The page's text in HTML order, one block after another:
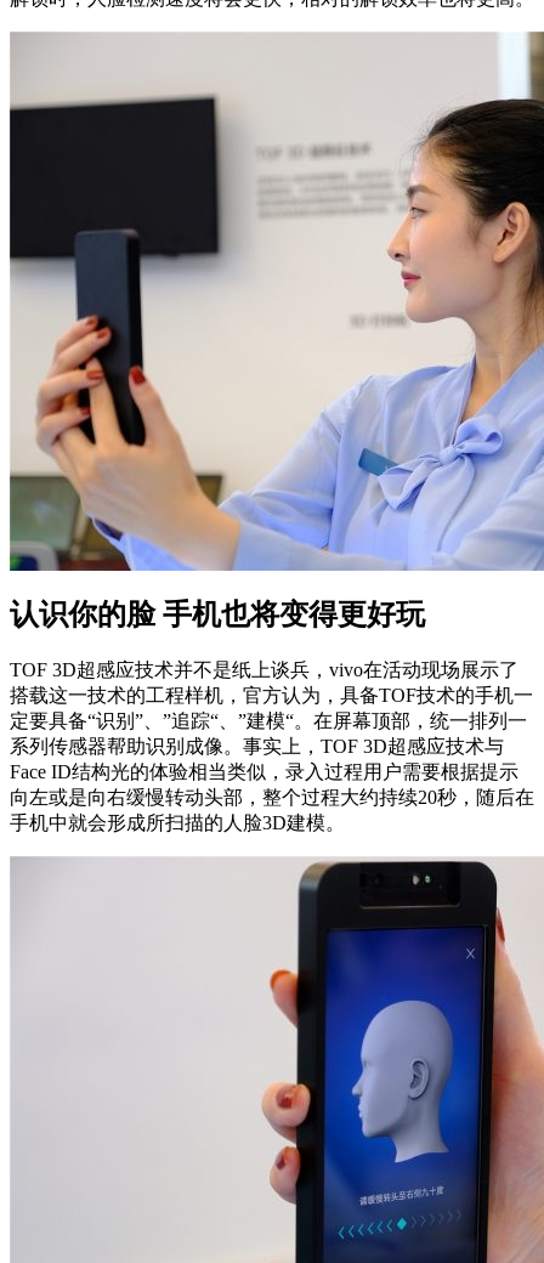
认识你的脸 手机也将变得更好玩
TOF 3D超感应技术并不是纸上谈兵，vivo在活动现场展示了
搭载这一技术的工程样机，官方认为，具备TOF技术的手机一
定要具备“识别”、”追踪“、”建模“。在屏幕顶部，统一排列一
系列传感器帮助识别成像。事实上，TOF 3D超感应技术与
Face ID结构光的体验相当类似，录入过程用户需要根据提示
向左或是向右缓慢转动头部，整个过程大约持续20秒，随后在
手机中就会形成所扫描的人脸3D建模。